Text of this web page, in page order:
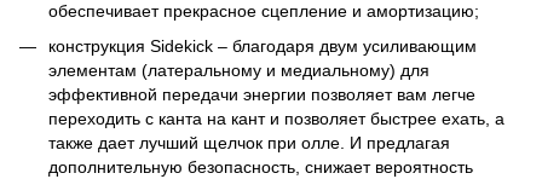
обеспечивает прекрасное сцепление и амортизацию;
конструкция Sidekick – благодаря двум усиливающим
элементам (латеральному и медиальному) для
эффективной передачи энергии позволяет вам легче
переходить с канта на кант и позволяет быстрее ехать, а
также дает лучший щелчок при олле. И предлагая
дополнительную безопасность, снижает вероятность